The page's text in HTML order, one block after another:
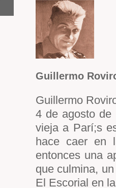
Guillermo
Guillermo
4 de agosto de
vieja a Parí;s
hace caer en
entonces una
que culmina,
El Escorial en